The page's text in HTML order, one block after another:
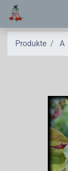
Produkte A